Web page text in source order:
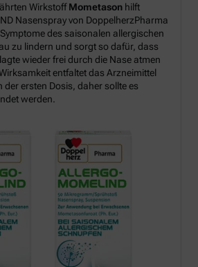
WirkstoffMometason hilft
Nasenspray von DoppelherzPharma
des saisonalen allergischen
zu lindern und sorgt so dafür, dass
wieder frei durch die Nase atmen
entfaltet das Arzneimittel
der ersten Dosis, daher sollte es
werden.